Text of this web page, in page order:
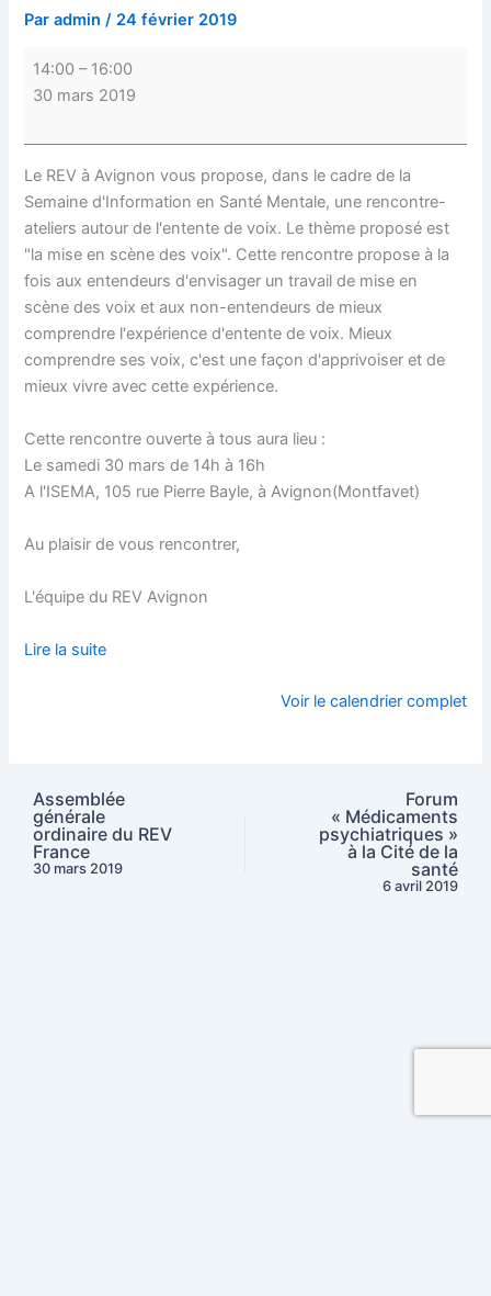
Paradmin/ 24 février 2019
14:00 – 16:00
30 mars 2019
Le REV à Avignon vous propose, dans le cadre de la
Semaine d'Information en Santé Mentale, une rencontre-
ateliers autour de l'entente de voix. Le thème proposé est
"la mise en scène des voix". Cette rencontre propose à la
fois aux entendeurs d'envisager un travail de mise en
scène des voix et aux non-entendeurs de mieux
comprendre l'expérience d'entente de voix. Mieux
comprendre ses voix, c'est une façon d'apprivoiser et de
mieux vivre avec cette expérience.
Cette rencontre ouverte à tous aura lieu :
Le samedi 30 mars de 14h à 16h
A l'ISEMA, 105 rue Pierre Bayle, à Avignon(Montfavet)
Au plaisir de vous rencontrer,
L'équipe du REV Avignon
Lire la suite
Voir le calendrier complet
Assemblée
générale
ordinaire du REV
France
30 mars 2019
Forum
« Médicaments
psychiatriques »
à la Cité de la
santé
6 avril 2019